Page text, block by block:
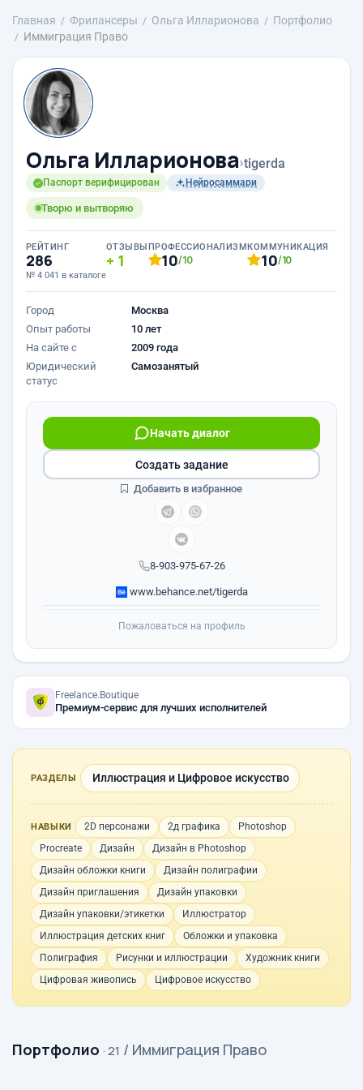
Главная Фрилансеры Ольга Илларионова
Портфолио
Иммиграция Право
Ольга Илларионова›tigerda
Паспорт верифицирован Нейросаммари
Творю и вытворяю
РЕЙТИНГ
286
№ 4 041 в каталоге
ОТЗЫВЫ
1
ПРОФЕССИОНАЛИЗМ
10/10
КОММУНИКАЦИЯ
10/10
Город
Москва
Опыт работы
10 лет
На сайте с
2009 года
Юридический
статус
Самозанятый
8-903-975-67-26
Начать диалог
www.behance.net/tigerda
Создать задание
Добавить в избранное
Пожаловаться на профиль
Freelance.Boutique
Премиум-сервис для лучших исполнителей
РАЗДЕЛЫ Иллюстрация и Цифровое искусство
НАВЫКИ 2D персонажи 2д графика
Photoshop
Procreate
Дизайн
Дизайн в Photoshop
Дизайн обложки книги
Дизайн полиграфии
Дизайн приглашения
Дизайн упаковки
Дизайн упаковки/этикетки
Иллюстратор
Иллюстрация детских книг
Обложки и упаковка
Полиграфия
Рисунки и иллюстрации
Художник книги
Цифровая живопись
Цифровое искусство
Портфолио · 21 / Иммиграция Право